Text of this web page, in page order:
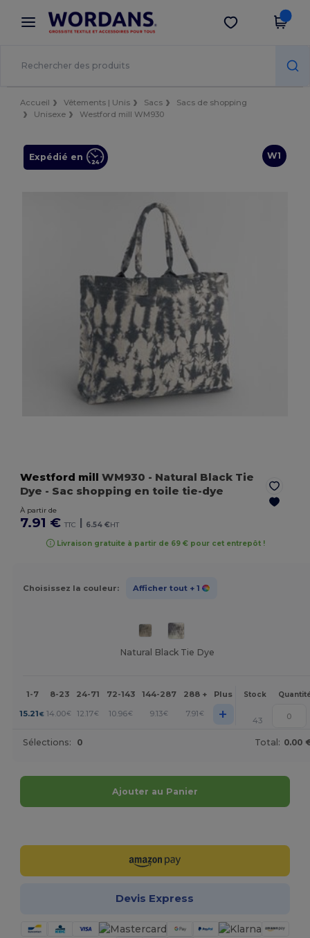
× Appli Wordans
Meilleurs prix sur l’app !
Obtenir l'appli
Accueil Vêtements | Unis Sacs
Sacs de shopping
Unisexe
Westford mill WM930
W1
Expédié en
Westford mill WM930 - Natural Black Tie
Dye - Sac shopping en toile tie-dye
À partir de
7.91 € TTC | 6.54 €HT
Livraison gratuite à partir de 69 € pour cet entrepôt !
Choisissez la couleur: Afficher tout + 1
Natural Black Tie Dye
1-7 8-23 24-71 72-143 144-287 288 + Plus Stock
15.21 € 14.00€ 12.17€ 10.96€ 9.13€ 7.91 € + 43
Sélections: 0 Total: 0.00
Ajouter au Panier
Devis Express